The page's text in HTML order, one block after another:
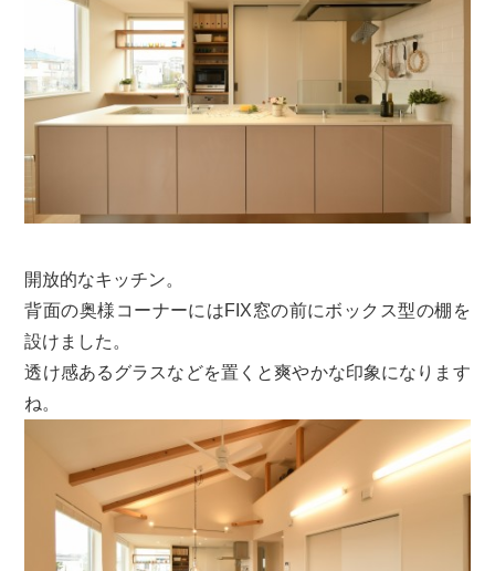
開放的なキッチン。
背面の奥様コーナーにはFIX窓の前にボックス型の棚を
設けました。
透け感あるグラスなどを置くと爽やかな印象になります
ね。